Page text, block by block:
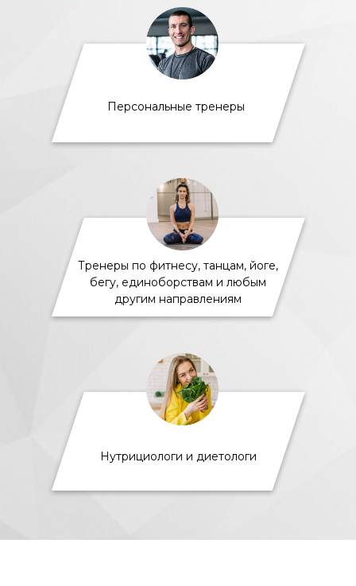
Персональные тренеры
Нутрициологи и диетологи
Тренеры по фитнесу, танцам, йоге,
бегу, единоборствам и любым
другим направлениям